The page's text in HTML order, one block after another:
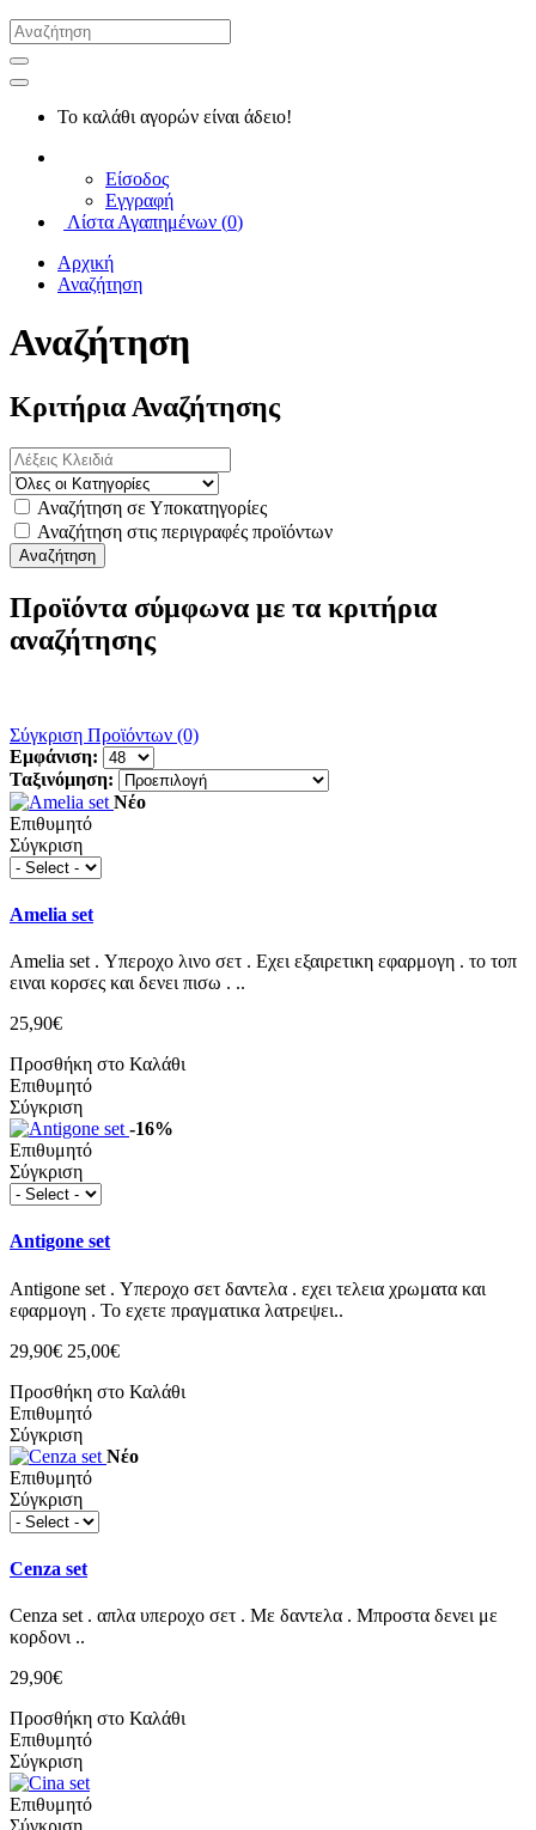
Το καλάθι αγορών είναι άδειο!
Είσοδος
Εγγραφή
Λίστα Αγαπημένων (0)
Αρχική
Αναζήτηση
Αναζήτηση
Κριτήρια Αναζήτησης
Αναζήτηση σε Υποκατηγορίες
Αναζήτηση στις περιγραφές προϊόντων
Προϊόντα σύμφωνα με τα κριτήρια
αναζήτησης
Σύγκριση Προϊόντων (0)
Εμφάνιση:
Ταξινόμηση:
Νέο
Επιθυμητό
Σύγκριση
Amelia set
Amelia set . Υπεροχο λινο σετ . Εχει εξαιρετικη εφαρμογη . το τοπ
ειναι κορσες και δενει πισω . ..
25,90€
Προσθήκη στο Καλάθι
Επιθυμητό
Σύγκριση
-16%
Επιθυμητό
Σύγκριση
Antigone set
Antigone set . Υπεροχο σετ δαντελα . εχει τελεια χρωματα και
εφαρμογη . Το εχετε πραγματικα λατρεψει..
29,90€ 25,00€
Προσθήκη στο Καλάθι
Επιθυμητό
Σύγκριση
Νέο
Επιθυμητό
Σύγκριση
Cenza set
Cenza set . απλα υπεροχο σετ . Με δαντελα . Μπροστα δενει με
κορδονι ..
29,90€
Προσθήκη στο Καλάθι
Επιθυμητό
Σύγκριση
Επιθυμητό